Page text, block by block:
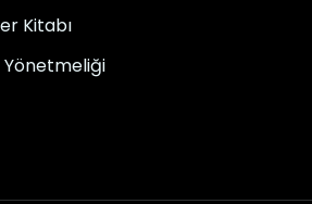
Kitabı
Yönetmeliği